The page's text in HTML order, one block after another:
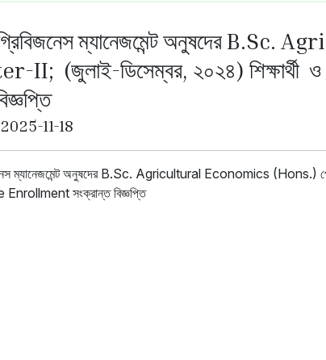
ম্যানেজমেন্ট অনুষদের
II; (জুলাই-ডিসেম্বর, ২০২৪) শিক্ষার্থী
11-18
ম্যানেজমেন্ট অনুষদের B.Sc. Agricultural Economics (Hons.)
Enrollment সংক্রান্ত বিজ্ঞপ্তি